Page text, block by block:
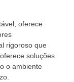
oferece
rigoroso que
soluções
o ambiente